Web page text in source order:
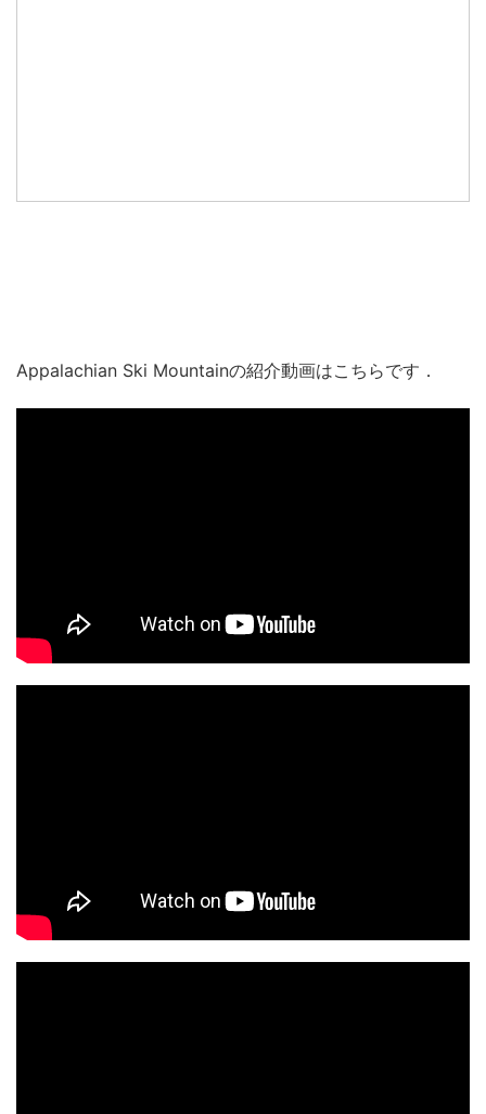
Appalachian Ski Mountainの紹介動画はこちらです．